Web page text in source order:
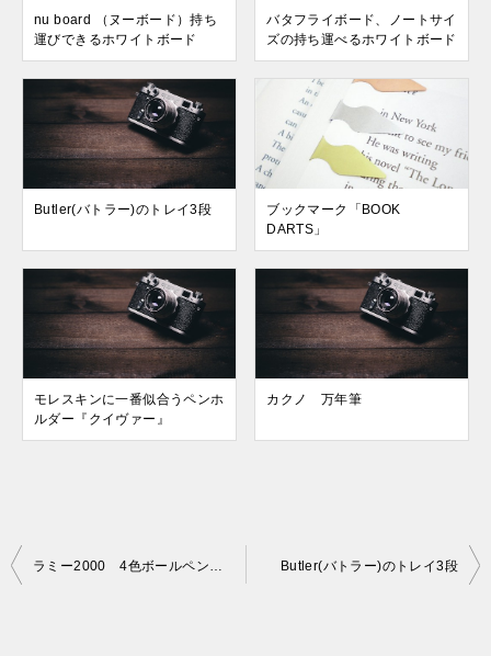
nu board （ヌーボード）持ち
運びできるホワイトボード
バタフライボード、ノートサイ
ズの持ち運べるホワイトボード
Butler(バトラー)のトレイ3段
ブックマーク「BOOK
DARTS」
モレスキンに一番似合うペンホ
ルダー『クイヴァー』
カクノ 万年筆
投
ラミー2000 4色ボールペン LA-L401に名前を入れてみた Butler(バトラー)のトレイ3段